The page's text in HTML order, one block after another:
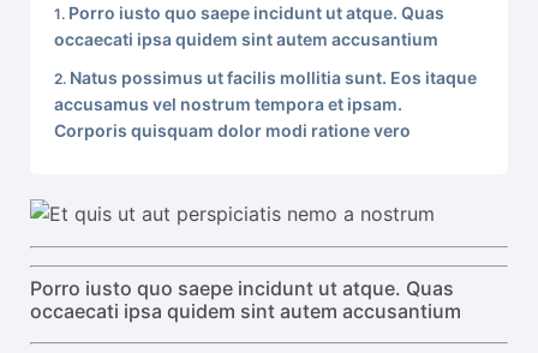
Porro iusto quo saepe incidunt ut atque. Quas
occaecati ipsa quidem sint autem accusantium
Natus possimus ut facilis mollitia sunt. Eos itaque
accusamus vel nostrum tempora et ipsam.
Corporis quisquam dolor modi ratione vero
Porro iusto quo saepe incidunt ut atque. Quas
occaecati ipsa quidem sint autem accusantium